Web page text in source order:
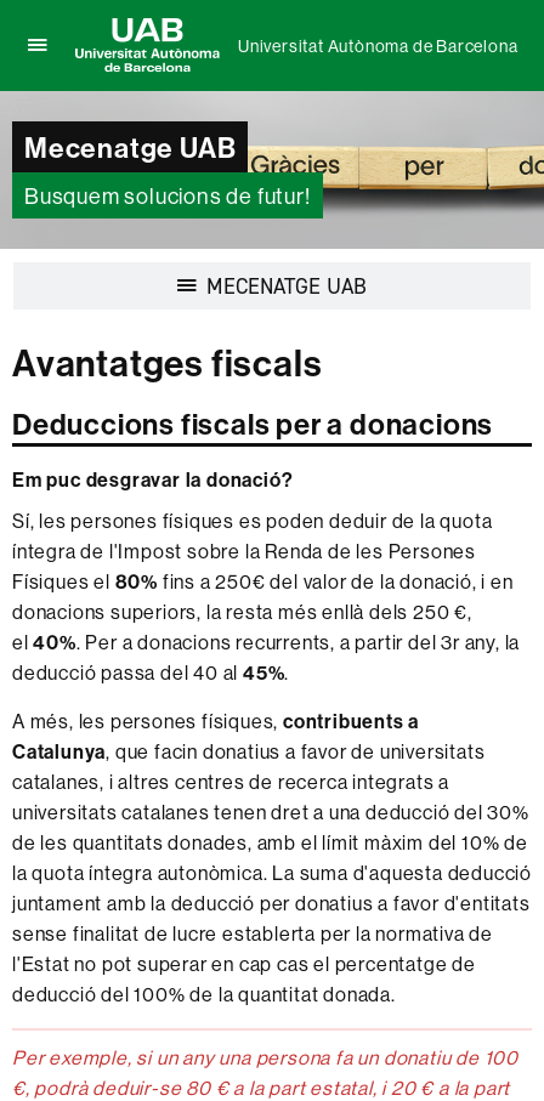
per
desplegar
el
menú
de
Universitat
Autònoma
de
Universitat Autònoma de Barcelona
Mecenatge UAB
Busquem solucions de futur!
MECENATGE UAB
Avantatges fiscals
Deduccions fiscals per a donacions
Em puc desgravar la donació?
Sí, les persones físiques es poden deduir de la quota
íntegra de l'Impost sobre la Renda de les Persones
Físiques el 80% fins a 250€ del valor de la donació, i en
donacions superiors, la resta més enllà dels 250 €,
el40%. Per a donacions recurrents, a partir del 3r any, la
deducció passa del 40 al45%.
A més, les persones físiques, contribuents a
Catalunya, que facin donatius a favor de universitats
catalanes, i altres centres de recerca integrats a
universitats catalanes tenen dret a una deducció del 30%
de les quantitats donades, amb el límit màxim del 10% de
la quota íntegra autonòmica. La suma d'aquesta deducció
juntament amb la deducció per donatius a favor d'entitats
sense finalitat de lucre establerta per la normativa de
l'Estat no pot superar en cap cas el percentatge de
deducció del 100% de la quantitat donada.
Per exemple, si un any una persona fa un donatiu de 100
€, podrà deduir-se 80 € a la part estatal, i 20 € a la part